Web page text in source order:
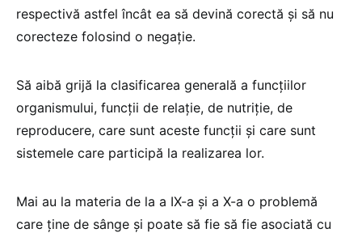
respectivă astfel încât ea să devină corectă și să nu
corecteze folosind o negație.
Să aibă grijă la clasificarea generală a funcțiilor
organismului, funcții de relație, de nutriție, de
reproducere, care sunt aceste funcții și care sunt
sistemele care participă la realizarea lor.
Mai au la materia de la a IX-a și a X-a o problemă
care ține de sânge și poate să fie să fie asociată cu